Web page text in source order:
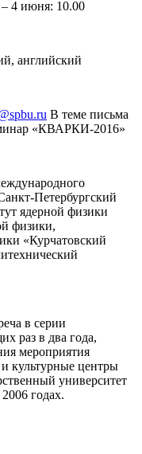
4 июня: 10.00
английский
В теме письма
«КВАРКИ-2016»
Петербургский
ядерной физики
физики,
«Курчатовский
в серии
раз в два года,
мероприятия
культурные центры
университет
годах.